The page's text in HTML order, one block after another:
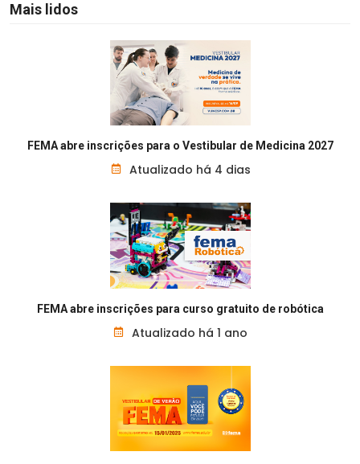
Mais lidos
FEMA abre inscrições para o Vestibular de Medicina 2027
Atualizado há 4 dias
FEMA abre inscrições para curso gratuito de robótica
Atualizado há 1 ano